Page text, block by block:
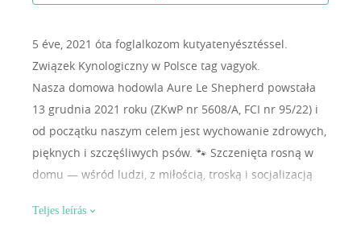
5 éve, 2021 óta foglalkozom kutyatenyésztéssel.
Związek Kynologiczny w Polsce tag vagyok.
Nasza domowa hodowla Aure Le Shepherd powstała
13 grudnia 2021 roku (ZKwP nr 5608/A, FCI nr 95/22) i
od początku naszym celem jest wychowanie zdrowych,
pięknych i szczęśliwych psów. 🐾 Szczenięta rosną w
domu — wśród ludzi, z miłością, troską i socjalizacją
chorób genetycznych, z rodowodami z Francji,
Teljes leírás